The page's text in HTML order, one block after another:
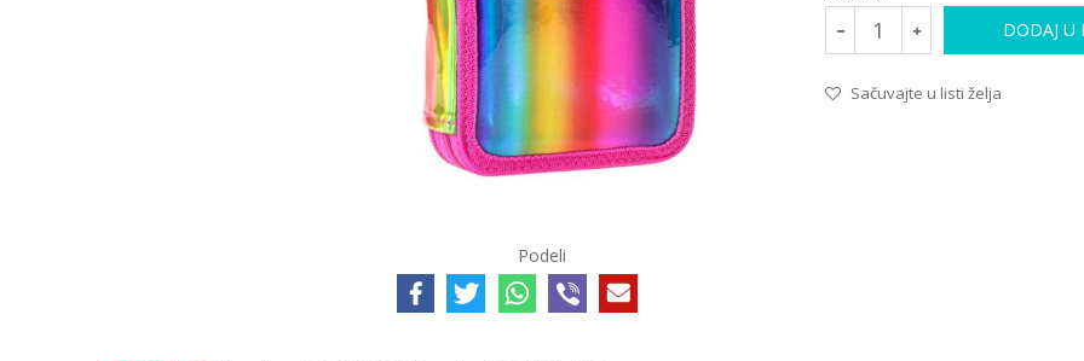
Podeli
DODAJ U
Sačuvajte u listi želja